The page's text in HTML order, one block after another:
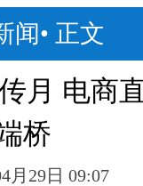
闻• 正文
月 电商
桥
月29日 09:07